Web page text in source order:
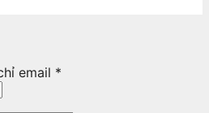
email *